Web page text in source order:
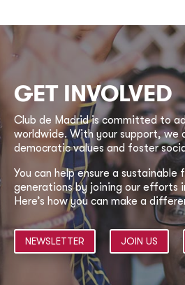
GET INVOLVED
Club de Madrid is committed to
worldwide. With your support, we
democratic values and foster
You can help ensure a
generations by joining our efforts
Here’s how you can make a
NEWSLETTER JOIN US